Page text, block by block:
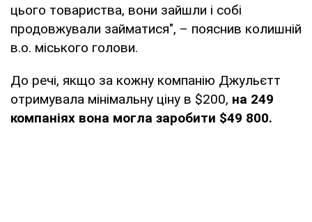
цього товариства, вони зайшли і собі
продовжували займатися", – пояснив колишній
в.о. міського голови.
До речі, якщо за кожну компанію Джульєтт
отримувала мінімальну ціну в $200, на 249
компаніях вона могла заробити $49 800.